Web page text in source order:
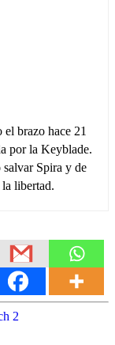
brazo hace 21
por la Keyblade.
Spira y de
la libertad.
2